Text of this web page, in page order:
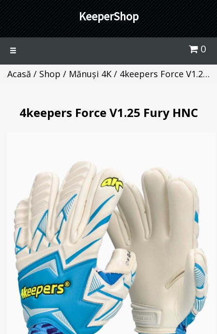
KeeperShop
Toggle
0
Acasă / Shop / Mănuși 4K / 4keepers Force V1.25 Fury HNC
4keepers Force V1.25 Fury HNC